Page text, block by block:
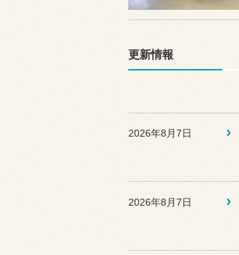
更新情報
2026年8月7日
2026年8月7日